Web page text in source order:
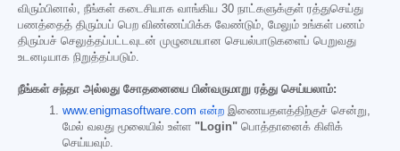
விரும்பினால், நீங்கள் கடைசியாக வாங்கிய 30 நாட்களுக்குள் ரத்துசெய்து
பணத்தைத் திரும்பப் பெற விண்ணப்பிக்க வேண்டும், மேலும் உங்கள் பணம்
திரும்பச் செலுத்தப்பட்டவுடன் முழுமையான செயல்பாடுகளைப் பெறுவது
உடனடியாக நிறுத்தப்படும்.
நீங்கள் சந்தா அல்லது சோதனையை பின்வருமாறு ரத்து செய்யலாம்:
www.enigmasoftware.com என்ற இணையதளத்திற்குச் சென்று,
மேல் வலது மூலையில் உள்ள "Login" பொத்தானைக் கிளிக்
செய்யவும்.